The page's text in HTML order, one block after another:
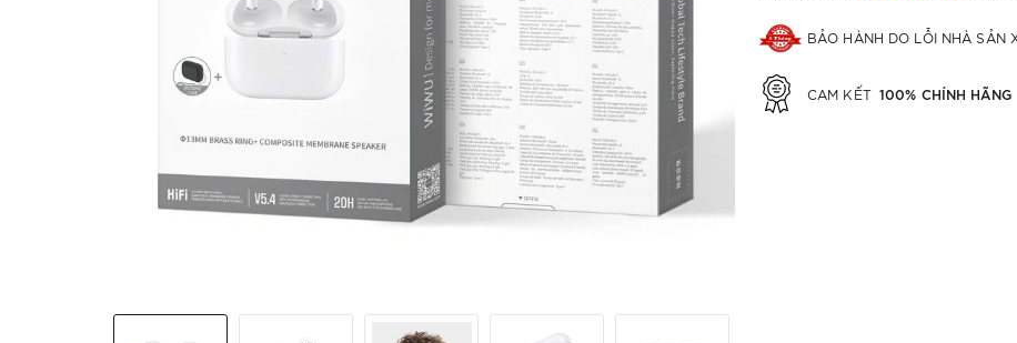
BẢO HÀNH DO LỖI NHÀ SẢN
CAM KẾT 100% CHÍNH HÃNG